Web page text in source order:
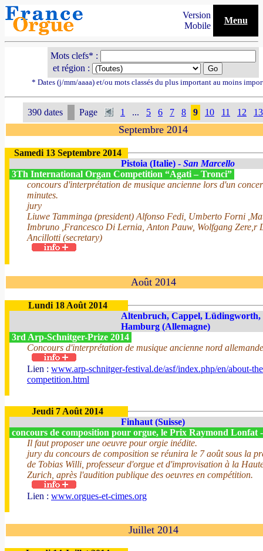
Version
Mobile
Menu
Mots clefs* :
et région :
* Dates (j/mm/aaaa) et/ou mots classés du plus important au moins
390 dates Page 1 ... 5 6 7 8 9 10 11 12 13
Septembre 2014
Samedi 13 Septembre 2014
Pistoia (Italie) - San Marcello
3Th International Organ Competition “Agati – Tronci”
concours d'interprétation de musique ancienne lors d'un
minutes.
jury
Liuwe Tamminga (president) Alfonso Fedi, Umberto Forni
Imbruno ,Francesco Di Lernia, Anton Pauw, Wolfgang Zere,r
Ancillotti (secretary)
Août 2014
Lundi 18 Août 2014
Altenbruch, Cappel, Lüdingworth,
Hamburg (Allemagne)
3rd Arp-Schnitger-Prize 2014
Concours d'interprétation de musique ancienne nord allemande
Lien : www.arp-schnitger-festival.de/asf/index.php/en/about-
competition.html
Jeudi 7 Août 2014
Finhaut (Suisse)
concours de composition pour orgue, le Prix Raymond Lonfat
Il faut proposer une oeuvre pour orgie inédite.
jury du concours de composition se réunira le 7 août sous la
de Tobias Willi, professeur d'orgue et d'improvisation à la
Zurich, après l'audition publique des oeuvres en compétition.
Lien : www.orgues-et-cimes.org
Juillet 2014